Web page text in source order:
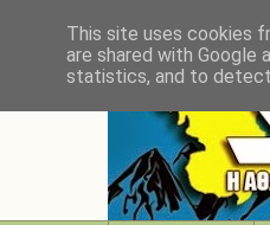
This site uses cookies
are shared with Google
statistics, and to detect